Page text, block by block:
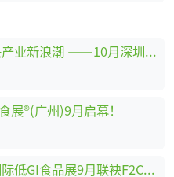
药食滋补迎风起势，深圳带头产业新浪潮 ——10月深圳HNC健康营养展药食滋补展区亮点抢先看
展®(广州)9月启幕！
抢占控糖健康新风口！广州国际低GI食品展9月联袂F2C中食展®(广州)重磅启幕